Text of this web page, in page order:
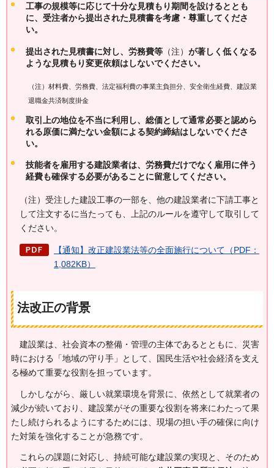
工事の規模等に応じて十分な見積もり期間を設けるととも
に、受注者から提出された見積書を考慮・尊重してくださ
い。
提出された見積書に対し、労務費等 （注） が著しく低くなる
ような見積もり変更依頼はしないでください。
（注）材料費、労務費、法定福利費の事業主負担分、安全衛生経費、建設業
退職金共済制度掛金
取引上の地位を不当に利用し、総価として通常必要と認めら
れる原価に満たない金額による契約締結はしないでくださ
い。
技能者を雇用する建設業者は、労務費だけでなく雇用に伴う
経費も確保する必要があることに留意してください。
（注）受注した建設工事の一部を、他の建設業者に下請工事と
して注文するに当たっても、上記のルールを遵守して取引して
ください。
【通知】改正建設業法等の全面施行について（PDF：
1,082KB）
法改正の背景
建設業は、社会資本の整備・管理の主体であるとともに、災害
時における「地域の守り手」として、国民生活や社会経済を支え
る極めて重要な役割を担っています。
しかしながら、 厳しい就業環境を背景に、依然として就業者の
減少が続いており、建設業がその重要な役割を将来にわたって果
たし続けられるようにするためには、現場の担い手の確保に向け
た対策を強化することが急務です。
これらの課題に対応し、持続可能な建設業の実現と、そのため